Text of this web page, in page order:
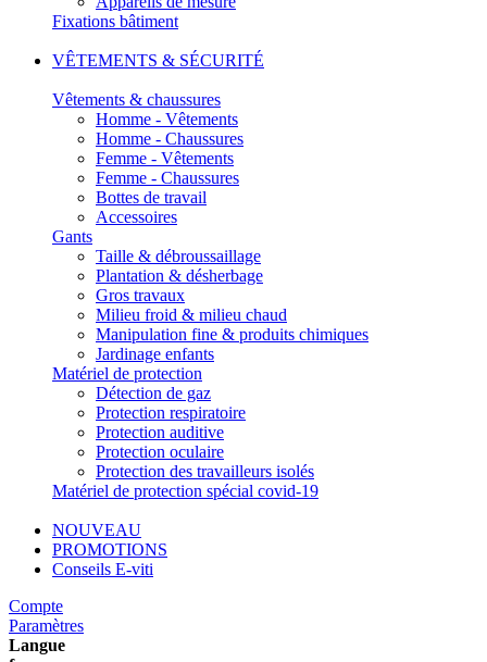
Fixations bâtiment
VÊTEMENTS & SÉCURITÉ
Vêtements & chaussures
Homme - Vêtements
Homme - Chaussures
Femme - Vêtements
Femme - Chaussures
Bottes de travail
Accessoires
Gants
Taille & débroussaillage
Plantation & désherbage
Gros travaux
Milieu froid & milieu chaud
Manipulation fine & produits chimiques
Jardinage enfants
Matériel de protection
Détection de gaz
Protection respiratoire
Protection auditive
Protection oculaire
Protection des travailleurs isolés
Matériel de protection spécial covid-19
NOUVEAU
PROMOTIONS
Conseils E-viti
Compte
Paramètres
Langue